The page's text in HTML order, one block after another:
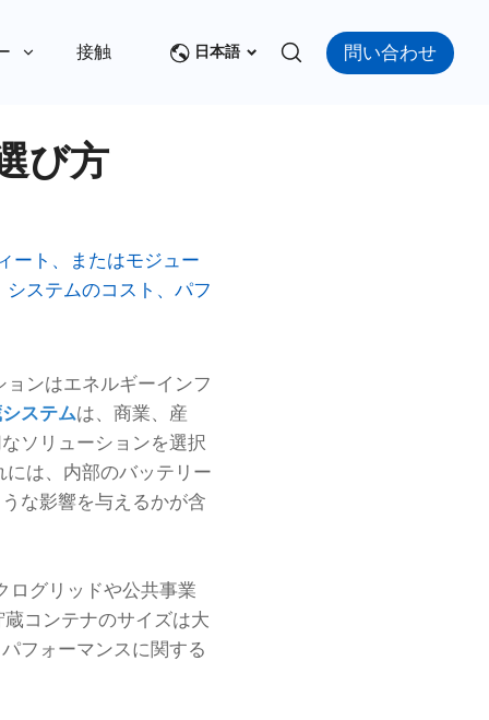
接触 日本語 問い合わせ
び方
ート、またはモジュー
システムのコスト、パフ
ョンはエネルギーインフ
ステムは、商業、産
ソリューションを選択
には、内部のバッテリー
な影響を与えるかが含
ログリッドや公共事業
コンテナのサイズは大
フォーマンスに関する